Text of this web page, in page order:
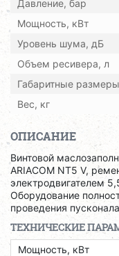
Давление, бар
Мощность, кВт
Уровень шума, дБ
Объем ресивера, л
Габаритные
Вес, кг
ОПИСАНИЕ
Винтовой
ARIACOM NT5 V,
электродвигателем
Оборудование
проведения
ТЕХНИЧЕСКИЕ
Мощность, кВт